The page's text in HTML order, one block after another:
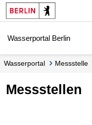
Springe zur Navigation
Springe zum Inhalt
Wasserportal Berlin
Wasserportal Messstelle
Messstellen